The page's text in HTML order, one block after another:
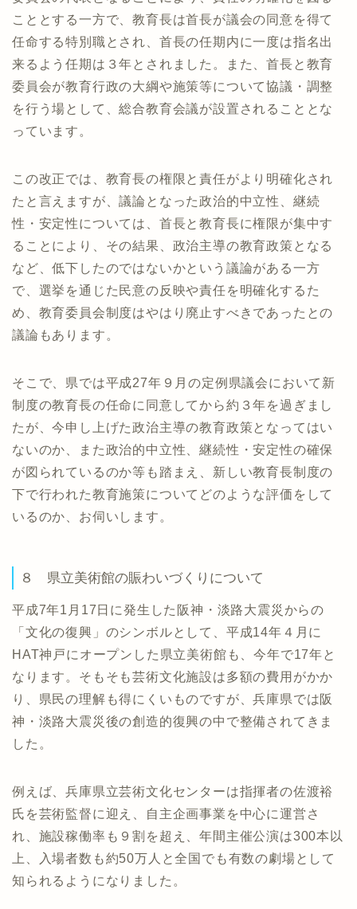
こととする一方で、教育長は首長が議会の同意を得て
任命する特別職とされ、首長の任期内に一度は指名出
来るよう任期は３年とされました。また、首長と教育
委員会が教育行政の大綱や施策等について協議・調整
を行う場として、総合教育会議が設置されることとな
っています。
この改正では、教育長の権限と責任がより明確化され
たと言えますが、議論となった政治的中立性、継続
性・安定性については、首長と教育長に権限が集中す
ることにより、その結果、政治主導の教育政策となる
など、低下したのではないかという議論がある一方
で、選挙を通じた民意の反映や責任を明確化するた
め、教育委員会制度はやはり廃止すべきであったとの
議論もあります。
そこで、県では平成27年９月の定例県議会において新
制度の教育長の任命に同意してから約３年を過ぎまし
たが、今申し上げた政治主導の教育政策となってはい
ないのか、また政治的中立性、継続性・安定性の確保
が図られているのか等も踏まえ、新しい教育長制度の
下で行われた教育施策についてどのような評価をして
いるのか、お伺いします。
８ 県立美術館の賑わいづくりについて
平成7年1月17日に発生した阪神・淡路大震災からの
「文化の復興」のシンボルとして、平成14年４月に
HAT神戸にオープンした県立美術館も、今年で17年と
なります。そもそも芸術文化施設は多額の費用がかか
り、県民の理解も得にくいものですが、兵庫県では阪
神・淡路大震災後の創造的復興の中で整備されてきま
した。
例えば、兵庫県立芸術文化センターは指揮者の佐渡裕
氏を芸術監督に迎え、自主企画事業を中心に運営さ
れ、施設稼働率も９割を超え、年間主催公演は300本以
上、入場者数も約50万人と全国でも有数の劇場として
知られるようになりました。